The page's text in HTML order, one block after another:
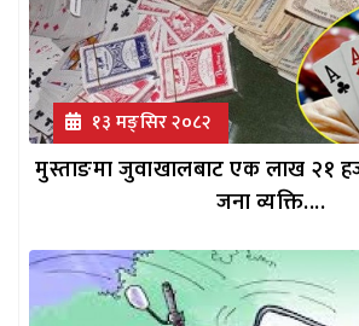
१३ मङ्सिर २०८२
मुस्ताङमा जुवाखालबाट एक लाख २१
जना व्यक्ति....